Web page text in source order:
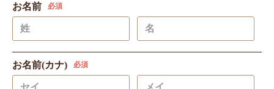
お名前 必須
お名前(カナ) 必須